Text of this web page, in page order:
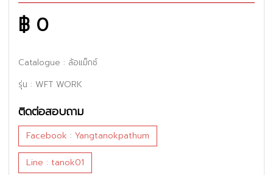
฿ 0
Catalogue : ล้อแม็กซ์
รุ่น : WFT WORK
ติดต่อสอบถาม
Facebook : Yangtanokpathum
Line : tanok01